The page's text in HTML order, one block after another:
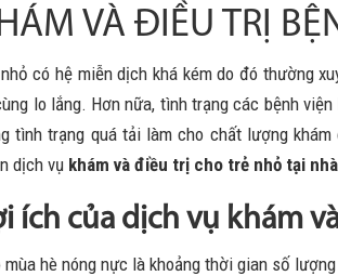
VÀ ĐIỀU TRỊ
có hệ miễn dịch khá kém do đó thường
lo lắng. Hơn nữa, tình trạng các bệnh
tình trạng quá tải làm cho chất lượng
dịch vụ khám và điều trị cho trẻ nhỏ tại nhà
ích của dịch vụ khám
mùa hè nóng nực là khoảng thời gian số